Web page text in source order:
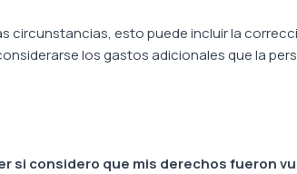
circunstancias, esto puede incluir la
los gastos adicionales que la
si considero que mis derechos fueron